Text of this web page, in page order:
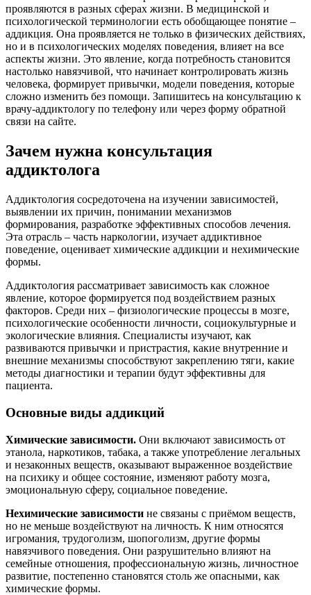
проявляются в разных сферах жизни. В медицинской и
психологической терминологии есть обобщающее понятие –
аддикция. Она проявляется не только в физических действиях,
но и в психологических моделях поведения, влияет на все
аспекты жизни. Это явление, когда потребность становится
настолько навязчивой, что начинает контролировать жизнь
человека, формирует привычки, модели поведения, которые
сложно изменить без помощи. Запишитесь на консультацию к
врачу-аддиктологу по телефону или через форму обратной
связи на сайте.
Зачем нужна консультация
аддиктолога
Аддиктология сосредоточена на изучении зависимостей,
выявлении их причин, понимании механизмов
формирования, разработке эффективных способов лечения.
Эта отрасль – часть наркологии, изучает аддиктивное
поведение, оценивает химические аддикции и нехимические
формы.
Аддиктология рассматривает зависимость как сложное
явление, которое формируется под воздействием разных
факторов. Среди них – физиологические процессы в мозге,
психологические особенности личности, социокультурные и
экологические влияния. Специалисты изучают, как
развиваются привычки и пристрастия, какие внутренние и
внешние механизмы способствуют закреплению тяги, какие
методы диагностики и терапии будут эффективны для
пациента.
Основные виды аддикций
Химические зависимости. Они включают зависимость от
этанола, наркотиков, табака, а также употребление легальных
и незаконных веществ, оказывают выраженное воздействие
на психику и общее состояние, изменяют работу мозга,
эмоциональную сферу, социальное поведение.
Нехимические зависимости не связаны с приёмом веществ,
но не меньше воздействуют на личность. К ним относятся
игромания, трудоголизм, шопоголизм, другие формы
навязчивого поведения. Они разрушительно влияют на
семейные отношения, профессиональную жизнь, личностное
развитие, постепенно становятся столь же опасными, как
химические формы.